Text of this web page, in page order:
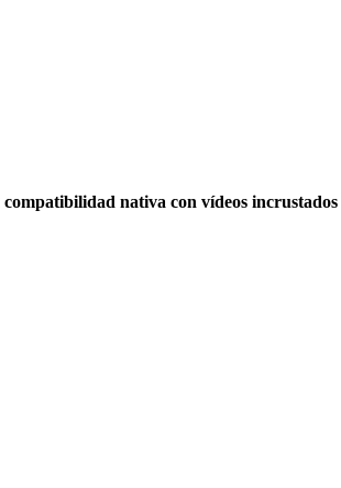
compatibilidad nativa con vídeos incrustados